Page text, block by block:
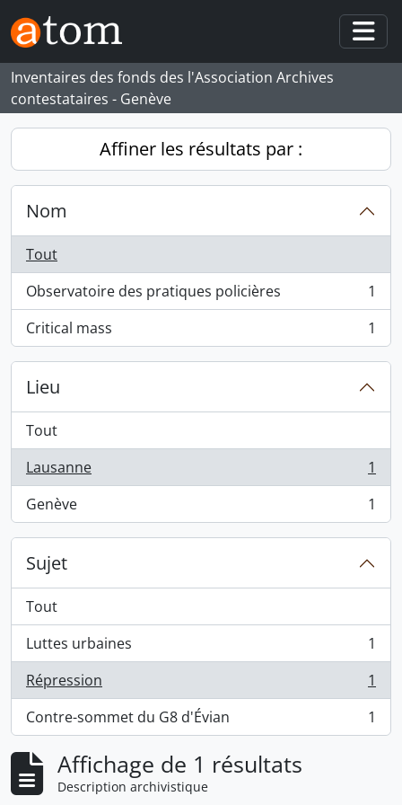
Skip to main content
Inventaires des fonds des l'Association Archives
contestataires - Genève
Affiner les résultats par :
Nom
Tout
Observatoire des pratiques policières
, 1 résultats
1
Critical mass
, 1 résultats 1
Lieu
Tout
Lausanne
, 1 résultats
1
Genève
, 1 résultats 1
Sujet
Tout
Luttes urbaines
, 1 résultats
1
Répression
, 1 résultats
1
Contre-sommet du G8 d'Évian
, 1 résultats 1
Affichage de 1 résultats
Description archivistique